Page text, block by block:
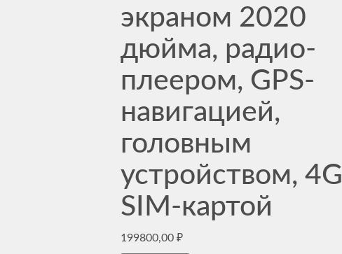
экраном 2020
дюйма, радио-
плеером, GPS-
навигацией,
головным
устройством, 4G
SIM-картой
199800,00₽